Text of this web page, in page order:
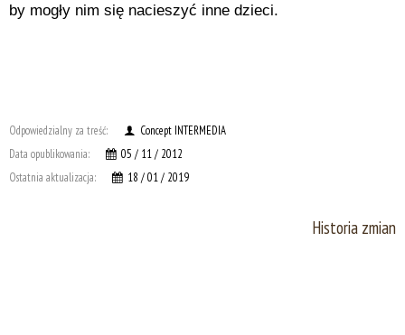
by mogły nim się nacieszyć inne dzieci.
Odpowiedzialny za treść:
Concept INTERMEDIA
Data opublikowania:
05 / 11 / 2012
Ostatnia aktualizacja:
18 / 01 / 2019
Historia zmian